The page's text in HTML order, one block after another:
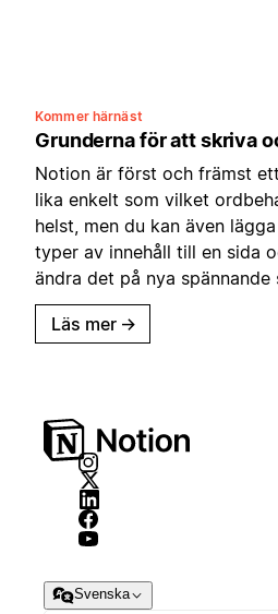
Kommer härnäst
Grunderna för att skriva
Notion är först och främst
lika enkelt som vilket
helst, men du kan även
typer av innehåll till en sida
ändra det på nya
Läs mer →
Svenska